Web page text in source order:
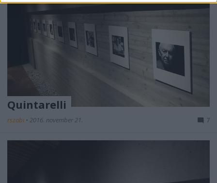
Quintarelli
rszabi • 2016. november 21. 7